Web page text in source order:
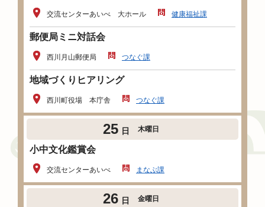
交流センターあいべ 大ホール 健康福祉課
郵便局ミニ対話会
西川月山郵便局 つなぐ課
地域づくりヒアリング
西川町役場 本庁舎 つなぐ課
25 日 木曜日
小中文化鑑賞会
交流センターあいべ まなぶ課
26 日 金曜日